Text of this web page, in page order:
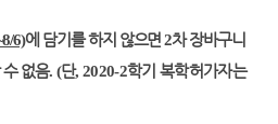
6)에 담기를 하지 않으면2차 장바구니
수 없음. (단, 2020-2학기 복학허가자는